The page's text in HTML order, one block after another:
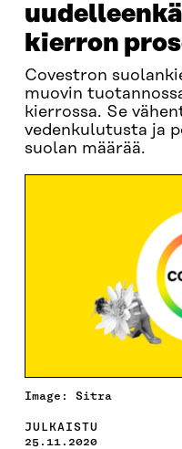
kierron
Covestron
muovin
kierrossa. Se
vedenkulutusta ja
suolan määrää.
Image: Sitra
JULKAISTU
25.11.2020